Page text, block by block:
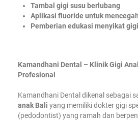
Tambal gigi susu berlubang
Aplikasi fluoride untuk
Pemberian edukasi menyikat
Kamandhani Dental – Klinik Gigi
Profesional
Kamandhani Dental dikenal sebagai
anak Bali yang memiliki dokter gigi
(pedodontist) yang ramah dan